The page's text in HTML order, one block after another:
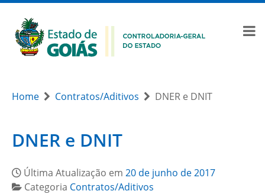
Home Contratos/Aditivos DNER e DNIT
DNER e DNIT
Última Atualização em 20 de junho de 2017
Categoria Contratos/Aditivos